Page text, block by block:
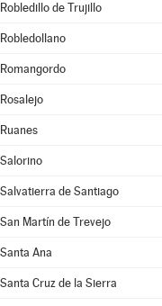
Robledillo de Trujillo
Robledollano
Romangordo
Rosalejo
Ruanes
Salorino
Salvatierra de Santiago
San Martín de Trevejo
Santa Ana
Santa Cruz de la Sierra